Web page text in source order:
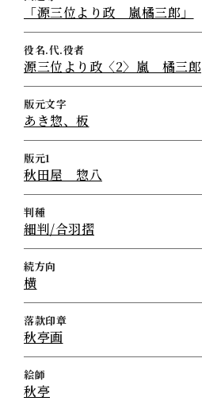
「源三位より政 嵐橘三郎」
役名.代.役者
源三位より政〈2〉嵐 橘三郎
版元文字
あき惣、板
版元1
秋田屋 惣八
判種
細判/合羽摺
続方向
横
落款印章
秋亭画
絵師
秋亭